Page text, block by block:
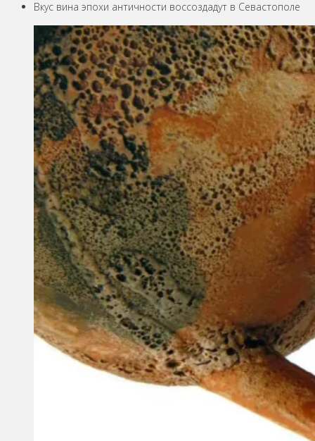
Вкус вина эпохи античности воссоздадут в Севастополе